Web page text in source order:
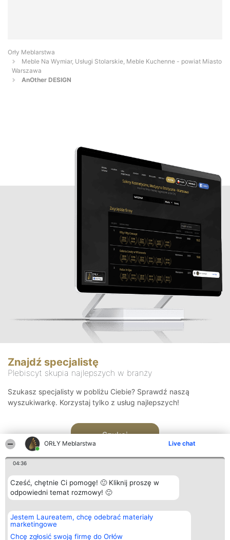
ORŁY Meblarstwa Live chat
04:36
Cześć, chętnie Ci pomogę! 🙂 Kliknij proszę w
odpowiedni temat rozmowy! 🙂
Jestem Laureatem, chcę odebrać materiały
marketingowe
Chcę zgłosić swoją firmę do Orłów
Orły Meblarstwa
Meble Na Wymiar, Usługi Stolarskie, Meble Kuchenne - powiat Miasto
Warszawa
AnOther DESIGN
Znajdź specjalistę
Plebiscyt skupia najlepszych w branży
Szukasz specjalisty w pobliżu Ciebie? Sprawdź naszą
wyszukiwarkę. Korzystaj tylko z usług najlepszych!
Szukaj
Organizator plebiscytu
Bright Side Solutions sp. z o.
o. sp. k.
ul. Ruska 22
Plebiscyt
Laureaci
wszystkich
Kontakt
Kontakt